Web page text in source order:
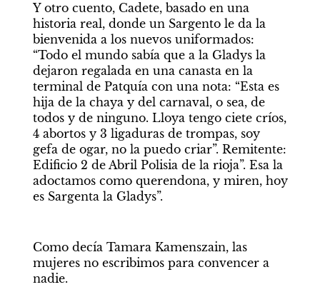
Y otro cuento, Cadete, basado en una
historia real, donde un Sargento le da la
bienvenida a los nuevos uniformados:
“Todo el mundo sabía que a la Gladys la
dejaron regalada en una canasta en la
terminal de Patquía con una nota: “Esta es
hija de la chaya y del carnaval, o sea, de
todos y de ninguno. Lloya tengo ciete críos,
4 abortos y 3 ligaduras de trompas, soy
gefa de ogar, no la puedo criar”. Remitente:
Edificio 2 de Abril Polisia de la rioja”. Esa la
adoctamos como querendona, y miren, hoy
es Sargenta la Gladys”.
Como decía Tamara Kamenszain, las
mujeres no escribimos para convencer a
nadie.